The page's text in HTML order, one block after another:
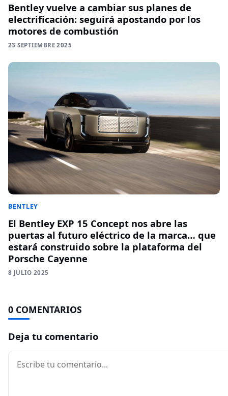
Bentley vuelve a cambiar sus planes de
electrificación: seguirá apostando por los
motores de combustión
23 SEPTIEMBRE 2025
BENTLEY
El Bentley EXP 15 Concept nos abre las
puertas al futuro eléctrico de la marca… que
estará construido sobre la plataforma del
Porsche Cayenne
8 JULIO 2025
0 COMENTARIOS
Deja tu comentario
Comentario